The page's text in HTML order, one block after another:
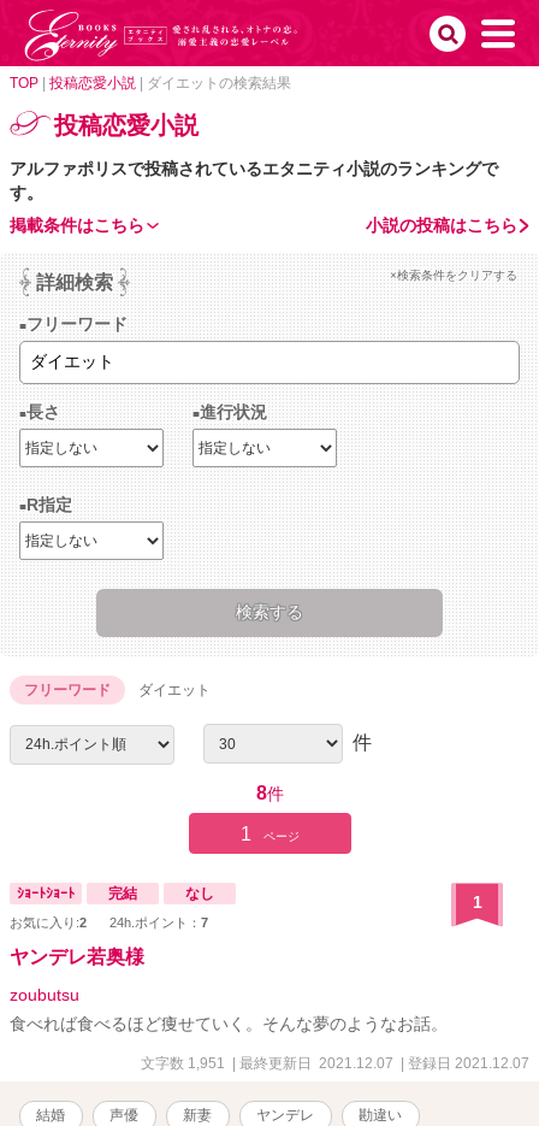
TOP 投稿恋愛小説 ダイエットの検索結果
投稿恋愛小説
アルファポリスで投稿されているエタニティ小説のランキングで
す。
小説の投稿はこちら
掲載条件はこちら
詳細検索 ×検索条件をクリアする
フリーワード
長さ 進行状況
R指定
フリーワード ダイエット
件
8件
1 ページ
ｼｮｰﾄｼｮｰﾄ 完結 なし
お気に入り:2 24h.ポイント： 7
1
ヤンデレ若奥様
zoubutsu
食べれば食べるほど痩せていく。そんな夢のようなお話。
文字数 1,951 | 最終更新日 2021.12.07 | 登録日 2021.12.07
結婚 声優 新妻 ヤンデレ 勘違い